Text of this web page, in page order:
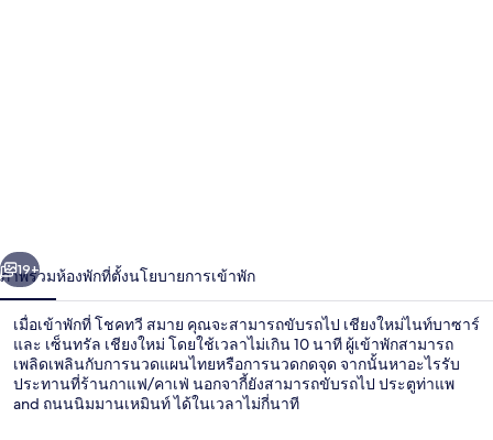
า
ถัดไป
19+
ภาพรวมห้องพักที่ตั้งนโยบายการเข้าพัก
เมื่อเข้าพักที่ โชคทวี สมาย คุณจะสามารถขับรถไป เชียงใหม่ไนท์บาซาร์
และ เซ็นทรัล เชียงใหม่ โดยใช้เวลาไม่เกิน 10 นาที ผู้เข้าพักสามารถ
เพลิดเพลินกับการนวดแผนไทยหรือการนวดกดจุด จากนั้นหาอะไรรับ
ประทานที่ร้านกาแฟ/คาเฟ่ นอกจากี้ยังสามารถขับรถไป ประตูท่าแพ
and ถนนนิมมานเหมินท์ ได้ในเวลาไม่กี่นาที